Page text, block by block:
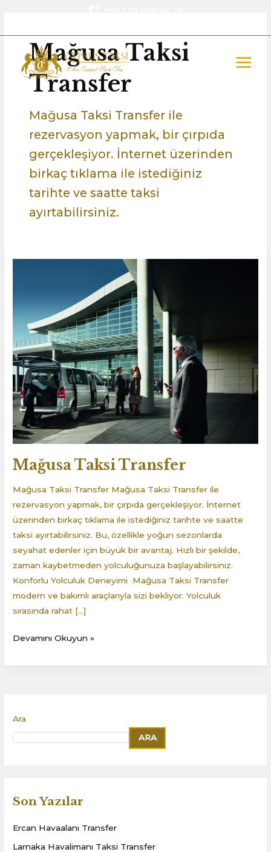
Ara
ARA
Son Yazılar
Ercan Havaalanı Transfer
Larnaka Havalimanı Taksi Transfer
Mağusa Taksi
Transfer
Mağusa Taksi Transfer ile
rezervasyon yapmak, bir çırpıda
gerçekleşiyor. İnternet üzerinden
birkaç tıklama ile istediğiniz
tarihte ve saatte taksi
ayırtabilirsiniz.
Mağusa Taksi Transfer
Mağusa Taksi Transfer Mağusa Taksi Transfer ile
rezervasyon yapmak, bir çırpıda gerçekleşiyor. İnternet
üzerinden birkaç tıklama ile istediğiniz tarihte ve saatte
taksi ayırtabilirsiniz. Bu, özellikle yoğun sezonlarda
seyahat edenler için büyük bir avantaj. Hızlı bir şekilde,
zaman kaybetmeden yolculuğunuza başlayabilirsiniz.
Konforlu Yolculuk Deneyimi Mağusa Taksi Transfer
modern ve bakımlı araçlarıyla sizi bekliyor. Yolculuk
sırasında rahat […]
Devamını Okuyun »